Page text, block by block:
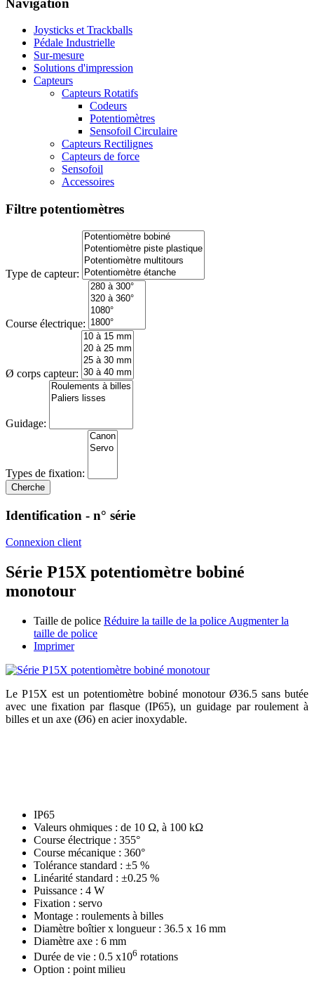
Navigation
Joysticks et Trackballs
Pédale Industrielle
Sur-mesure
Solutions d'impression
Capteurs
Capteurs Rotatifs
Codeurs
Potentiomètres
Sensofoil Circulaire
Capteurs Rectilignes
Capteurs de force
Sensofoil
Accessoires
Filtre potentiomètres
Type de capteur:
Course électrique:
Ø corps capteur:
Guidage:
Types de fixation:
Identification - n° série
Connexion client
Série P15X potentiomètre bobiné
monotour
Taille de police Réduire la taille de la police Augmenter la
taille de police
Imprimer
Le P15X est un potentiomètre bobiné monotour Ø36.5 sans butée
avec une fixation par flasque (IP65), un guidage par roulement à
billes et un axe (Ø6) en acier inoxydable.
IP65
Valeurs ohmiques : de 10 Ω, à 100 kΩ
Course électrique : 355°
Course mécanique : 360°
Tolérance standard : ±5 %
Linéarité standard : ±0.25 %
Puissance : 4 W
Fixation : servo
Montage : roulements à billes
Diamètre boîtier x longueur : 36.5 x 16 mm
Diamètre axe : 6 mm
Durée de vie : 0.5 x106 rotations
Option : point milieu